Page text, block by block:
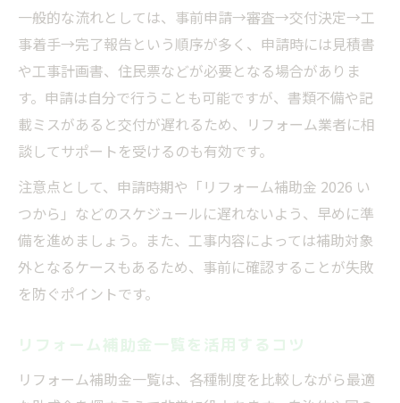
一般的な流れとしては、事前申請→審査→交付決定→工
事着手→完了報告という順序が多く、申請時には見積書
や工事計画書、住民票などが必要となる場合がありま
す。申請は自分で行うことも可能ですが、書類不備や記
載ミスがあると交付が遅れるため、リフォーム業者に相
談してサポートを受けるのも有効です。
注意点として、申請時期や「リフォーム補助金 2026 い
つから」などのスケジュールに遅れないよう、早めに準
備を進めましょう。また、工事内容によっては補助対象
外となるケースもあるため、事前に確認することが失敗
を防ぐポイントです。
リフォーム補助金一覧を活用するコツ
リフォーム補助金一覧は、各種制度を比較しながら最適